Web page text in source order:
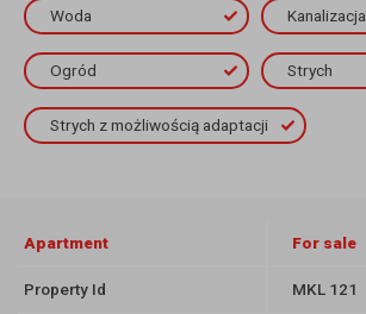
Woda Kanalizacja
Ogród Strych
Strych z możliwością adaptacji
Apartment For sale
Property Id MKL 121